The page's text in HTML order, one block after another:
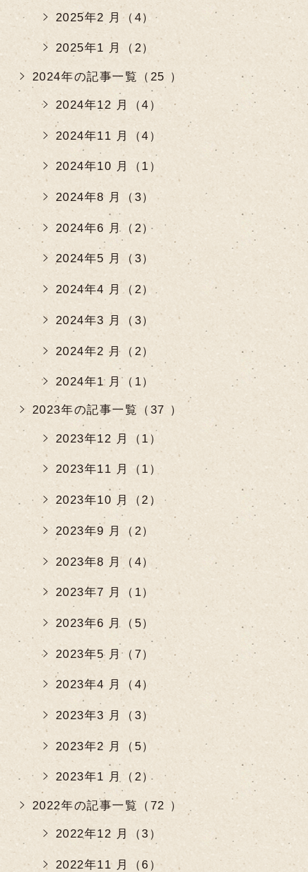
2025年2 月（4）
2025年1 月（2）
2024年の記事一覧（25 ）
2024年12 月（4）
2024年11 月（4）
2024年10 月（1）
2024年8 月（3）
2024年6 月（2）
2024年5 月（3）
2024年4 月（2）
2024年3 月（3）
2024年2 月（2）
2024年1 月（1）
2023年の記事一覧（37 ）
2023年12 月（1）
2023年11 月（1）
2023年10 月（2）
2023年9 月（2）
2023年8 月（4）
2023年7 月（1）
2023年6 月（5）
2023年5 月（7）
2023年4 月（4）
2023年3 月（3）
2023年2 月（5）
2023年1 月（2）
2022年の記事一覧（72 ）
2022年12 月（3）
2022年11 月（6）